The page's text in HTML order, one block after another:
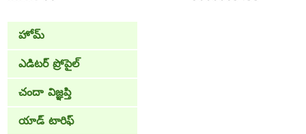
హోమ్
ఎడిటర్ ప్రోపైల్
చందా విజ్ఞప్తి
యాడ్ టారిఫ్